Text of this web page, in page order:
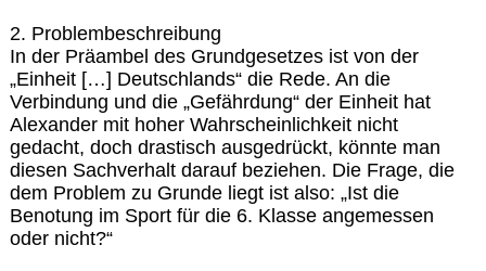
2. Problembeschreibung
In der Präambel des Grundgesetzes ist von der
„Einheit […] Deutschlands“ die Rede. An die
Verbindung und die „Gefährdung“ der Einheit hat
Alexander mit hoher Wahrscheinlichkeit nicht
gedacht, doch drastisch ausgedrückt, könnte man
diesen Sachverhalt darauf beziehen. Die Frage, die
dem Problem zu Grunde liegt ist also: „Ist die
Benotung im Sport für die 6. Klasse angemessen
oder nicht?“